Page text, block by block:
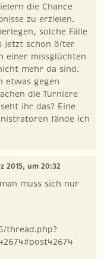
die Chance
zu erzielen.
solche Fälle
jetzt schon öfter
einer missglückten
mehr da sind.
etwas gegen
die Turniere
ihr das? Eine
fände ich
2015, um 20:32
muss sich nur
thread.php?